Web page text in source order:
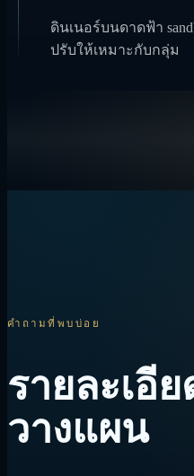
ดินเนอร์บนดาดฟ้า
ปรับให้เหมาะกับกลุ่ม
คำถามที่พบบ่อย
รายละเอี
วางแผน